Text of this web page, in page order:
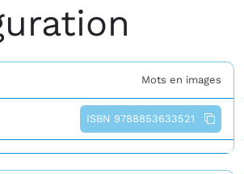
Mots en images
ISBN 9788853633521